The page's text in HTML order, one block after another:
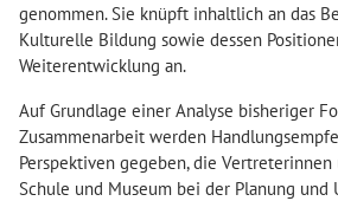
genommen. Sie knüpft inhaltlich an das
Kulturelle Bildung sowie dessen
Weiterentwicklung an.
Auf Grundlage einer Analyse bisheriger
Zusammenarbeit werden
Perspektiven gegeben, die
Schule und Museum bei der Planung und